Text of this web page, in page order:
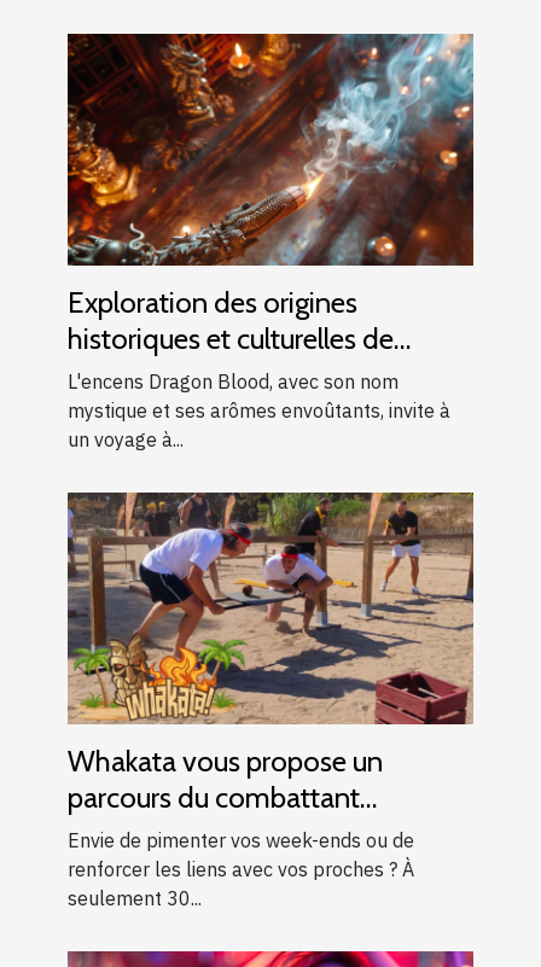
Exploration des origines
historiques et culturelles de
l'encens Dragon Blood
L'encens Dragon Blood, avec son nom
mystique et ses arômes envoûtants, invite à
un voyage à...
Whakata vous propose un
parcours du combattant
d’exception près d’Aix-en-
Provence !
Envie de pimenter vos week-ends ou de
renforcer les liens avec vos proches ? À
seulement 30...